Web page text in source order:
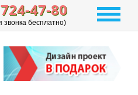
47-80
звонка бесплатно)